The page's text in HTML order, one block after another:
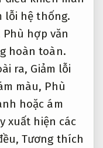
lỗi hệ thống.
Phù hợp văn
hoàn toàn.
ra, Giảm lỗi
màu, Phù
hoặc ám
xuất hiện các
Tương thích